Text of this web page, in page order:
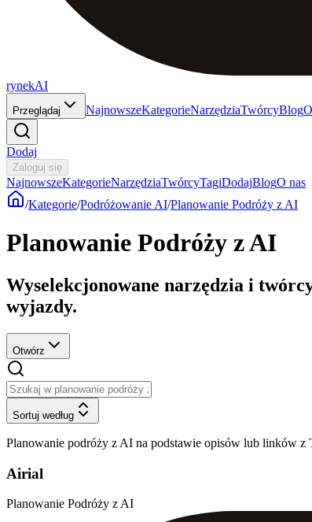
rynekAI
Przeglądaj NajnowszeKategorieNarzędziaTwórcyBlog
Dodaj
Zaloguj się
NajnowszeKategorieNarzędziaTwórcyTagiDodajBlogO nas
/Kategorie/Podróżowanie AI/Planowanie Podróży z AI
Planowanie Podróży z AI
Wyselekcjonowane narzędzia i
wyjazdy.
Otwórz
Sortuj według
Planowanie podróży z AI na podstawie opisów lub linków
Airial
Planowanie Podróży z AI